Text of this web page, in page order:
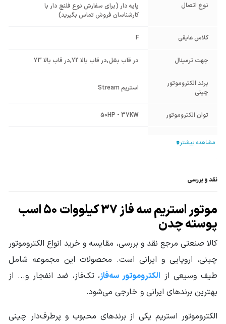
نوع اتصال
پایه دار (برای سفارش نوع فلنچ دار با
کارشناسان فروش تماس بگیرید)
کلاس عایقی F
جهت ترمینال در قاب بغل,در قاب بالا Y2 ,در قاب بالا Y3
برند الکتروموتور
چینی
استریم Stream
توان الکتروموتور 50HP - 37KW
IP
جنس پوسته چدن Cast Iron
فرکانس (HZ) 50
دور خروجی
سایز فریم
200
نقد و بررسی
موتور استریم سه فاز 37 کیلووات 50 اسب
پوسته چدن
کالا صنعتی مرجع نقد و بررسی، مقایسه و خرید انواع الکتروموتور
چینی، اروپایی و ایرانی است. محصولات این مجموعه شامل
طیف وسیعی از الکتروموتور سه‌فاز، تک‌فاز، ضد انفجار و... از
بهترین برندهای ایرانی و خارجی می‌شود.
الکتروموتور استریم یکی از برندهای محبوب و پرطرف‌دار چینی